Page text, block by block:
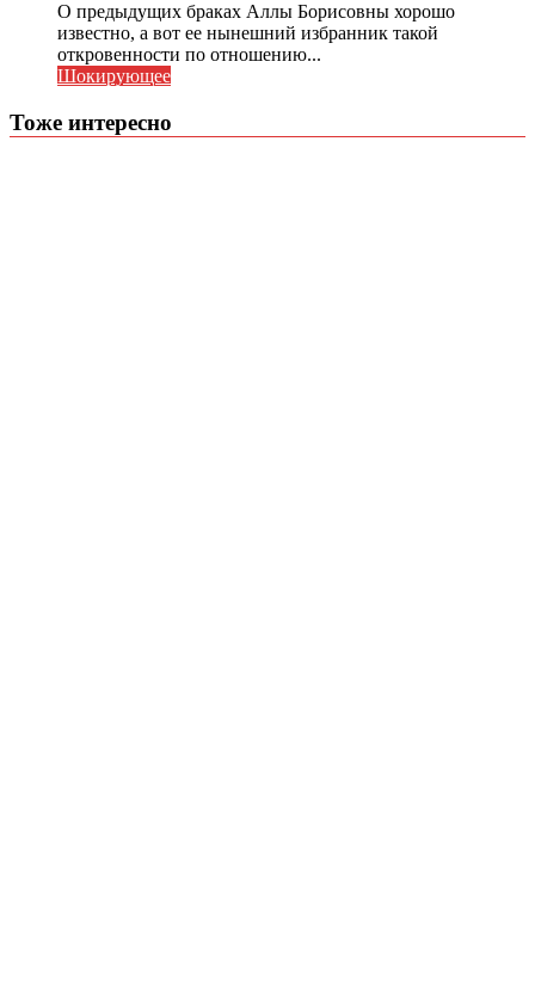
О предыдущих браках Аллы Борисовны хорошо
известно, а вот ее нынешний избранник такой
откровенности по отношению...
Шокирующее
Тоже интересно